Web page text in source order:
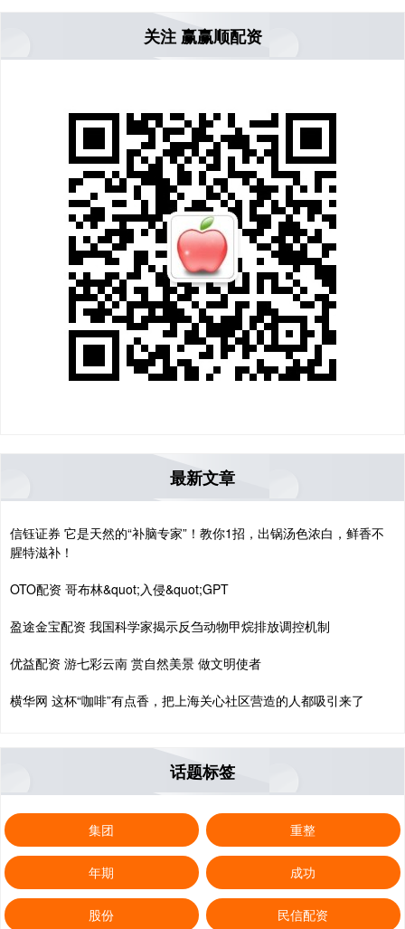
关注 赢赢顺配资
最新文章
信钰证券 它是天然的“补脑专家”！教你1招，出锅汤色浓白，鲜香不
腥特滋补！
OTO配资 哥布林&quot;入侵&quot;GPT
盈途金宝配资 我国科学家揭示反刍动物甲烷排放调控机制
优益配资 游七彩云南 赏自然美景 做文明使者
横华网 这杯“咖啡”有点香，把上海关心社区营造的人都吸引来了
话题标签
集团 重整
年期 成功
股份 民信配资